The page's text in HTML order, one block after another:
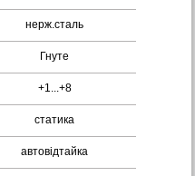
нерж.сталь
Гнуте
+1...+8
статика
автовідтайка